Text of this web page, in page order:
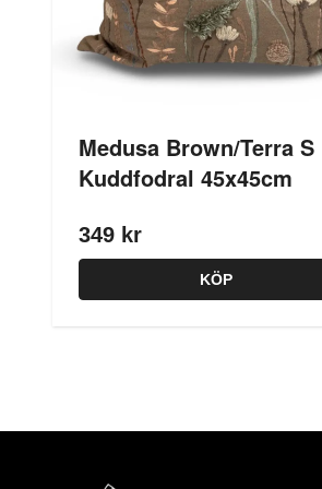
Medusa Brown/Terra S
Kuddfodral 45x45cm
349 kr
KÖP